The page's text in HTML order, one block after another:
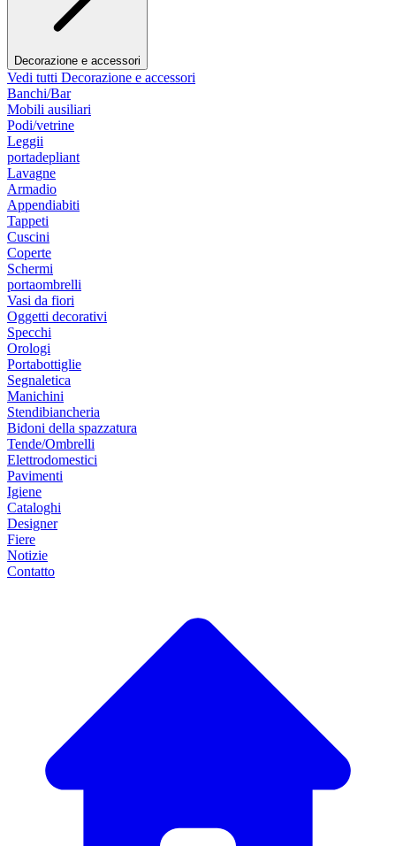
Decorazione e accessori
Vedi tutti Decorazione e accessori
Banchi/Bar
Mobili ausiliari
Podi/vetrine
Leggii
portadepliant
Lavagne
Armadio
Appendiabiti
Tappeti
Cuscini
Coperte
Schermi
portaombrelli
Vasi da fiori
Oggetti decorativi
Specchi
Orologi
Portabottiglie
Segnaletica
Manichini
Stendibiancheria
Bidoni della spazzatura
Tende/Ombrelli
Elettrodomestici
Pavimenti
Igiene
Cataloghi
Designer
Fiere
Notizie
Contatto